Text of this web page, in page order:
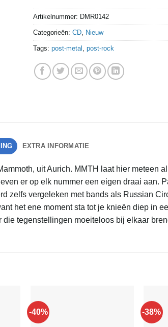
Artikelnummer: DMR0142
Categorieën: CD, Nieuw
Tags: post-metal , post-rock
EXTRA INFORMATIE
uit Aurich. MMTH laat hier meteen
er op elk nummer een eigen draai aan.
zelfs vergeleken met bands als Russian
het ene moment sta tot je knieën diep in
tegenstellingen moeiteloos bij elkaar
-40% -38%